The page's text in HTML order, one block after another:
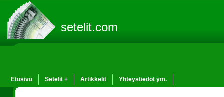
setelit.com
Etusivu Setelit + Artikkelit Yhteystiedot ym.